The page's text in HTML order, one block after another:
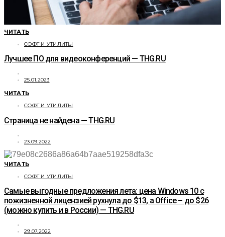
ЧИТАТЬ
СОФТ И УТИЛИТЫ
Лучшее ПО для видеоконференций — THG.RU
25.01.2023
ЧИТАТЬ
СОФТ И УТИЛИТЫ
Страница не найдена — THG.RU
23.09.2022
ЧИТАТЬ
СОФТ И УТИЛИТЫ
Самые выгодные предложения лета: цена Windows 10 с
пожизненной лицензией рухнула до $13, а Office – до $26
(можно купить и в России) — THG.RU
29.07.2022